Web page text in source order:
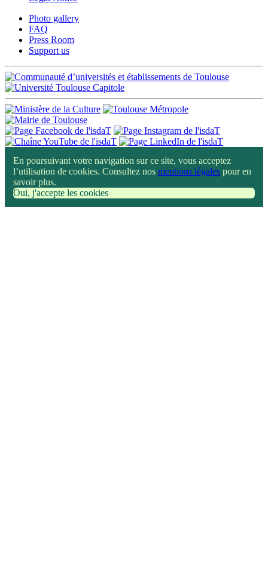
Photo gallery
FAQ
Press Room
Support us
En poursuivant votre navigation sur ce site, vous acceptez
l’utilisation de cookies. Consultez nos mentions légales pour en
savoir plus.
Oui, j'accepte les cookies